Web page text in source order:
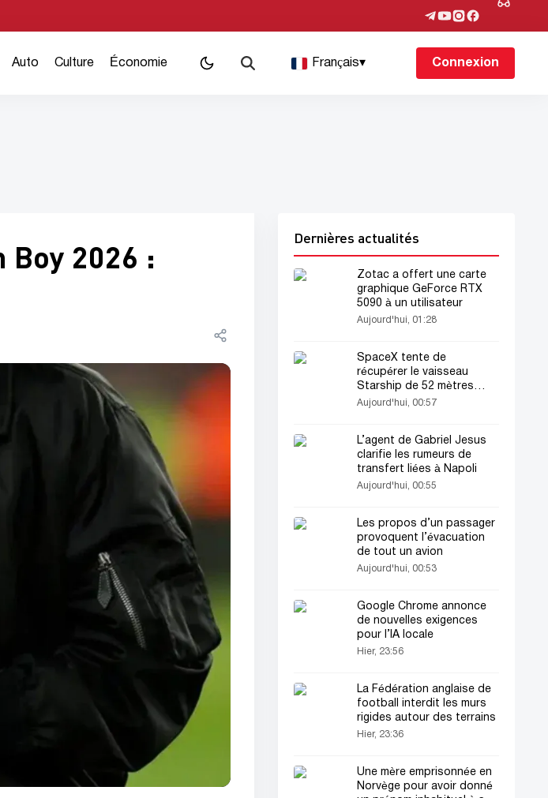
Auto Culture Économie Français▾ Connexion
2026 :
Dernières actualités
Zotac a offert une carte
graphique GeForce RTX
5090 à un utilisateur
Aujourd'hui, 01:28
SpaceX tente de
récupérer le vaisseau
Starship de 52 mètres
dans l’océan Indien
Aujourd'hui, 00:57
L’agent de Gabriel Jesus
clarifie les rumeurs de
transfert liées à Napoli
Aujourd'hui, 00:55
Les propos d’un passager
provoquent l’évacuation
de tout un avion
Aujourd'hui, 00:53
Google Chrome annonce
de nouvelles exigences
pour l’IA locale
Hier, 23:56
La Fédération anglaise de
football interdit les murs
rigides autour des terrains
Hier, 23:36
Une mère emprisonnée en
Norvège pour avoir donné